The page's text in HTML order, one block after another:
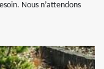
Nous n’attendons